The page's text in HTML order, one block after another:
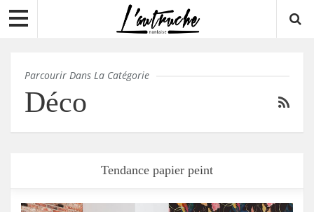
Parcourir Dans La Catégorie
Déco
Tendance papier peint